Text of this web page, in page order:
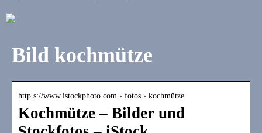
Bild kochmütze
http s://www.istockphoto.com › fotos › kochmütze
Kochmütze – Bilder und